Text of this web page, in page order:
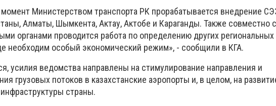
Министерством транспорта РК прорабатывается внедрение
Алматы, Шымкента, Актау, Актобе и Караганды. Также совместно
органами проводится работа по определению других региональных
необходим особый экономический режим», - сообщили в КГА.
усилия ведомства направлены на стимулирование направления и
грузовых потоков в казахстанские аэропорты и, в целом, на
страны.